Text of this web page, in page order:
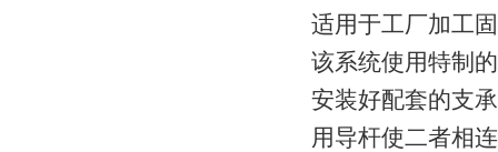
适用于工厂加工
该系统使用特制
安装好配套的支
用导杆使二者相